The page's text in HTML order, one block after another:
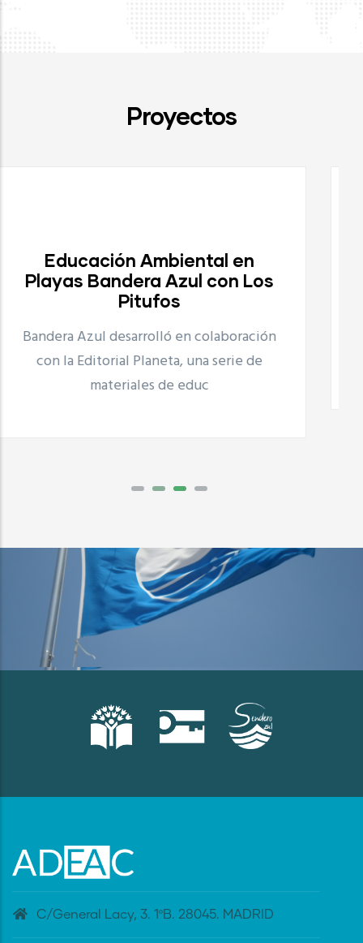
Proyectos
Proyecto Playas Limpias
Bandera Azul desarrolla, en colaboración
que consiste en
C/General Lacy, 3. 1ºB. 28045. MADRID